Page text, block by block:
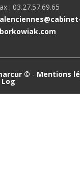
: 03.27.57.69.65
borkowiak.com
© - Mentions